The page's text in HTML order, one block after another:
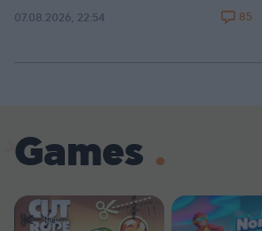
07.08.2026, 22:54 85
Games